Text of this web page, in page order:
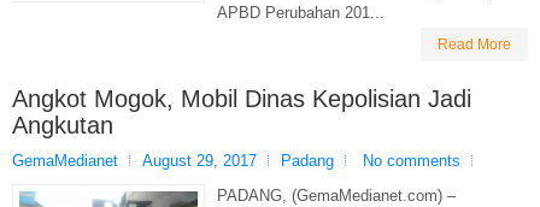
APBD Perubahan 201...
Read More
Angkot Mogok, Mobil Dinas Kepolisian Jadi
Angkutan
GemaMedianet August 29, 2017 Padang
No comments
PADANG, (GemaMedianet.com) –